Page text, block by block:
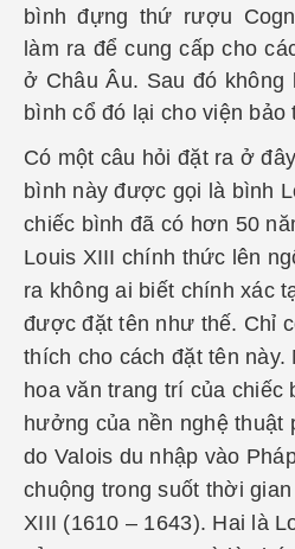
bình đựng thứ rượu
làm ra để cung cấp cho
ở Châu Âu. Sau đó không
bình cổ đó lại cho viện bảo
Có một câu hỏi đặt ra ở
bình này được gọi là bình
chiếc bình đã có hơn 50
Louis XIII chính thức lên
ra không ai biết chính xác
được đặt tên như thế. Chỉ
thích cho cách đặt tên này.
hoa văn trang trí của chiếc
hưởng của nền nghệ thuật
do Valois du nhập vào
chuộng trong suốt thời
XIII (1610 – 1643). Hai là